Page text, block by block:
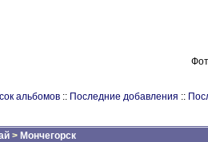
альбомов :: Последние добавления ::
> Мончегорск